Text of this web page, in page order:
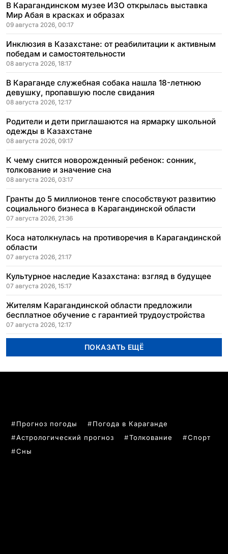
В Карагандинском музее ИЗО открылась выставка
Мир Абая в красках и образах
09 августа 2026, 00:17
Инклюзия в Казахстане: от реабилитации к активным
победам и самостоятельности
08 августа 2026, 18:17
В Караганде служебная собака нашла 18-летнюю
девушку, пропавшую после свидания
08 августа 2026, 12:17
Родители и дети приглашаются на ярмарку школьной
одежды в Казахстане
08 августа 2026, 09:17
К чему снится новорожденный ребенок: сонник,
толкование и значение сна
08 августа 2026, 03:17
Гранты до 5 миллионов тенге способствуют развитию
социального бизнеса в Карагандинской области
07 августа 2026, 21:36
Коса натолкнулась на противоречия в Карагандинской
области
07 августа 2026, 21:17
Культурное наследие Казахстана: взгляд в будущее
07 августа 2026, 15:17
Жителям Карагандинской области предложили
бесплатное обучение с гарантией трудоустройства
07 августа 2026, 12:17
ПОКАЗАТЬ ЕЩЁ
Прогноз погоды
Погода в Караганде
Астрологический прогноз
Толкование
Спорт
Сны